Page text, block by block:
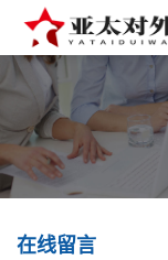
在线留言